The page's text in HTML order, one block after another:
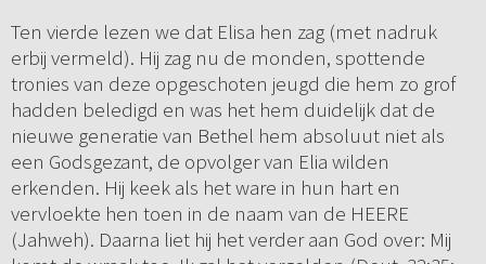
Ten vierde lezen we dat Elisa hen zag (met nadruk
erbij vermeld). Hij zag nu de monden, spottende
tronies van deze opgeschoten jeugd die hem zo grof
hadden beledigd en was het hem duidelijk dat de
nieuwe generatie van Bethel hem absoluut niet als
een Godsgezant, de opvolger van Elia wilden
erkenden. Hij keek als het ware in hun hart en
vervloekte hen toen in de naam van de HEERE
(Jahweh). Daarna liet hij het verder aan God over: Mij